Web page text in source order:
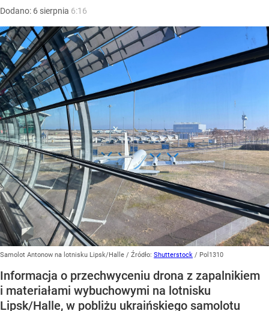
Dodano: 6 sierpnia 6:16
Samolot Antonow na lotnisku Lipsk/Halle / Źródło: Shutterstock / Pol1310
Informacja o przechwyceniu drona z zapalnikiem
i materiałami wybuchowymi na lotnisku
Lipsk/Halle, w pobliżu ukraińskiego samolotu